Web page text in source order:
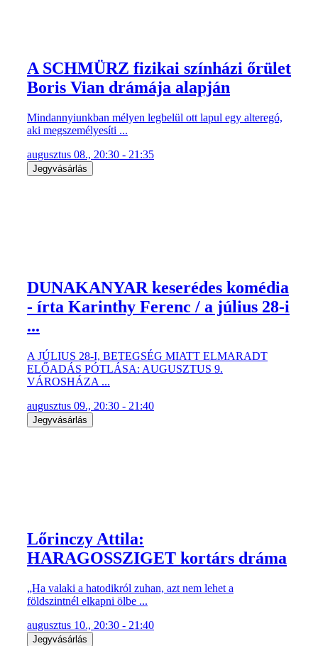
A SCHMÜRZ fizikai színházi őrület
Boris Vian drámája alapján
Mindannyiunkban mélyen legbelül ott lapul egy alteregó,
aki megszemélyesíti ...
augusztus 08., 20:30 - 21:35
Jegyvásárlás
DUNAKANYAR keserédes komédia
- írta Karinthy Ferenc / a július 28-i
...
A JÚLIUS 28-I, BETEGSÉG MIATT ELMARADT
ELŐADÁS PÓTLÁSA: AUGUSZTUS 9.
VÁROSHÁZA ...
augusztus 09., 20:30 - 21:40
Jegyvásárlás
Lőrinczy Attila:
HARAGOSSZIGET kortárs dráma
„Ha valaki a hatodikról zuhan, azt nem lehet a
földszintnél elkapni ölbe ...
augusztus 10., 20:30 - 21:40
Jegyvásárlás